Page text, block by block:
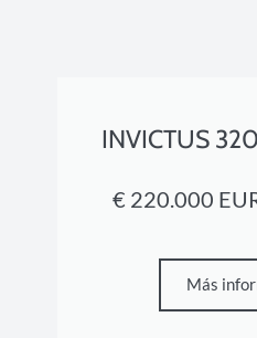
INVICTUS
€ 220.000
Más